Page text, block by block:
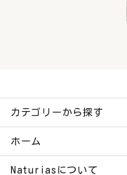
カテゴリーから探す
ホーム
Naturiasについて